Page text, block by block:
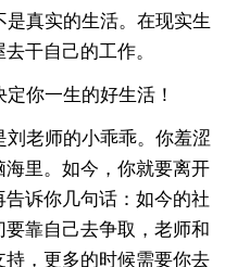
真实的生活。在现实生
干自己的工作。
你一生的好生活！
老师的小乖乖。你羞涩
里。如今，你就要离开
诉你几句话：如今的社
靠自己去争取，老师和
，更多的时候需要你去